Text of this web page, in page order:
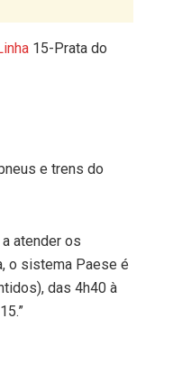
15-Prata do
e trens do
atender os
o sistema Paese é
das 4h40 à